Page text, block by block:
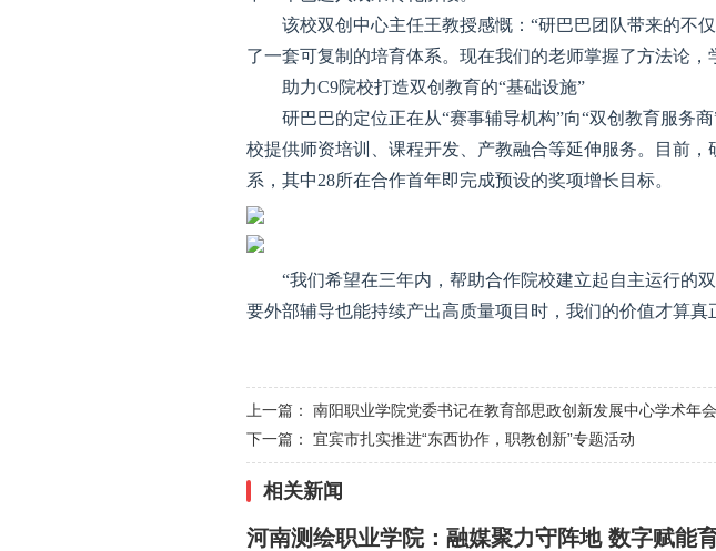
该校双创中心主任王教授感慨：“研巴巴团队带来的不
了一套可复制的培育体系。现在我们的老师掌握了方法论
助力C9院校打造双创教育的“基础设施”
研巴巴的定位正在从“赛事辅导机构”向“双创教育服务
校提供师资培训、课程开发、产教融合等延伸服务。目前
系，其中28所在合作首年即完成预设的奖项增长目标。
“我们希望在三年内，帮助合作院校建立起自主运行的
要外部辅导也能持续产出高质量项目时，我们的价值才算真
上一篇： 南阳职业学院党委书记在教育部思政创新发展中心学术年
下一篇： 宜宾市扎实推进“东西协作，职教创新”专题活动
相关新闻
河南测绘职业学院：融媒聚力守阵地 数字赋能